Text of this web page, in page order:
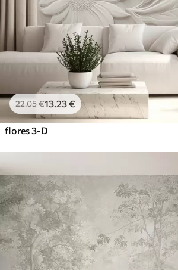
22.05€13 .23€
flores 3-D